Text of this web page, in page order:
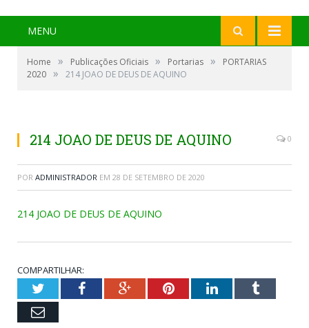
MENU
Home » Publicações Oficiais » Portarias »
PORTARIAS
2020 » 214 JOAO DE DEUS DE AQUINO
214 JOAO DE DEUS DE AQUINO 0
POR ADMINISTRADOR EM 28 DE SETEMBRO DE 2020
214 JOAO DE DEUS DE AQUINO
COMPARTILHAR:
TwitterFacebookGoogle+PinterestLinkedInTumblr
Email